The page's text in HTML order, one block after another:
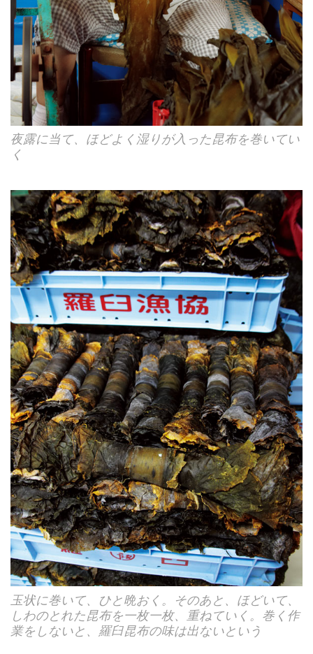
夜露に当て、ほどよく湿りが入った昆布を巻いてい
く
玉状に巻いて、ひと晩おく。そのあと、ほどいて、
しわのとれた昆布を一枚一枚、重ねていく。巻く作
業をしないと、羅臼昆布の味は出ないという